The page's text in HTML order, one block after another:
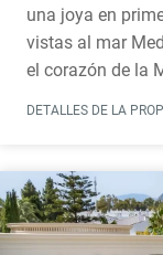
una joya en
vistas al mar
el corazón de la
DETALLES DE LA